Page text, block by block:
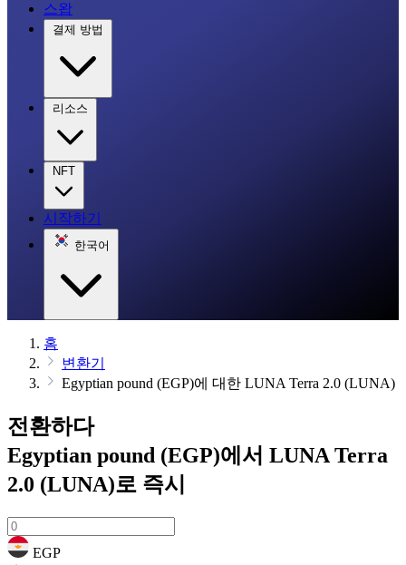
스왑
결제 방법
리소스
NFT
시작하기
한국어
홈
변환기
Egyptian pound (EGP)에 대한 LUNA Terra 2.0 (LUNA)
전환하다
Egyptian pound (EGP)에서 LUNA Terra
2.0 (LUNA)로 즉시
EGP